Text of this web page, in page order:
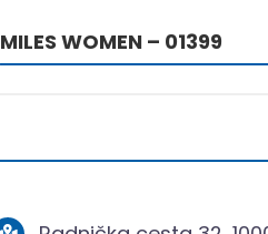
MILES WOMEN – 01399